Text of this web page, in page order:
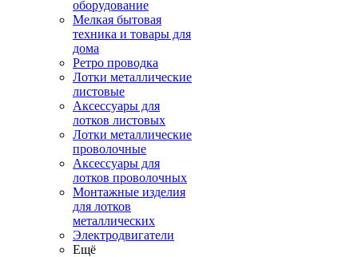
оборудование
Мелкая бытовая
техника и товары для
дома
Ретро проводка
Лотки металлические
листовые
Аксессуары для
лотков листовых
Лотки металлические
проволочные
Аксессуары для
лотков проволочных
Монтажные изделия
для лотков
металлических
Электродвигатели
Ещё